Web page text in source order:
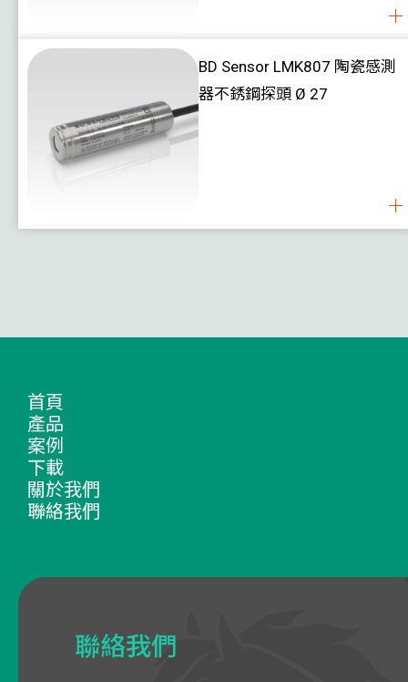
BD Sensor LMK807 陶瓷感測
器不銹鋼探頭 Ø 27
首頁
產品
案例
下載
關於我們
聯絡我們
聯絡我們